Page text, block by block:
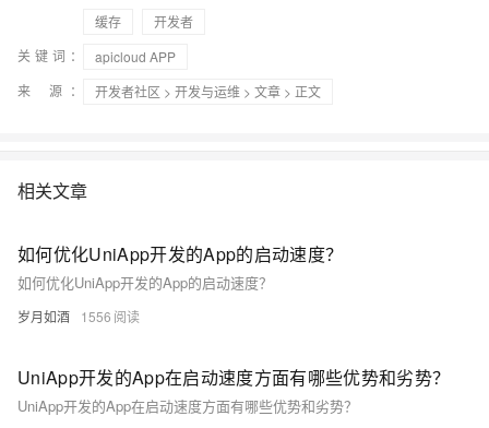
缓存
开发者
关键词：
apicloud APP
来 源：
开发者社区 > 开发与运维 > 文章 > 正文
相关文章
如何优化UniApp开发的App的启动速度？
如何优化UniApp开发的App的启动速度？
岁月如酒 1556
UniApp开发的App在启动速度方面有哪些优势和劣势？
UniApp开发的App在启动速度方面有哪些优势和劣势？